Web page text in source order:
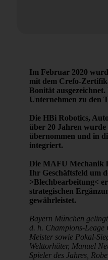
Im Februar 2020
mit dem Crefo-
Bonität
Unternehmen zu den
Die HBi Robotics,
über 20 Jahren wurde
übernommen und in
integriert.
Die MAFU Mechanik
Ihr Geschäftsfeld um
>Blechbearbeitung<
strategischen
gewährleistet.
Bayern München
d. h. Champions-Leage
Meister sowie Pokal-
Welttorhüter, Manuel
Spieler des Jahres,